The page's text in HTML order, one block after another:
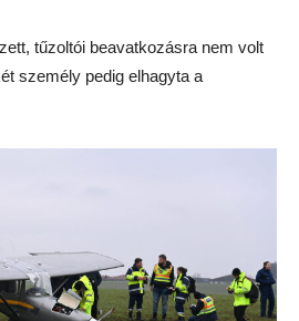
tűzoltói beavatkozásra nem volt
személy pedig elhagyta a